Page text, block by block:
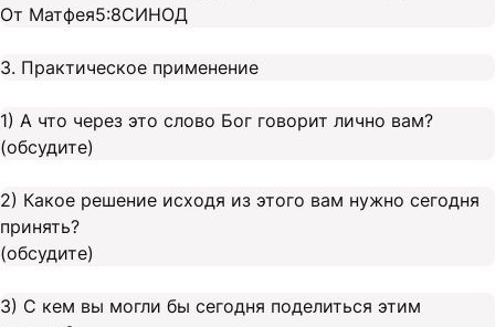
От Матфея5:8СИНОД
3. Практическое применение
1) А что через это слово Бог говорит лично вам?
(обсудите)
2) Какое решение исходя из этого вам нужно сегодня
принять?
(обсудите)
3) С кем вы могли бы сегодня поделиться этим